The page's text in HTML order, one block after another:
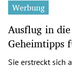
Werbung
Ausflug in
Geheimtipps
Sie erstreckt sich